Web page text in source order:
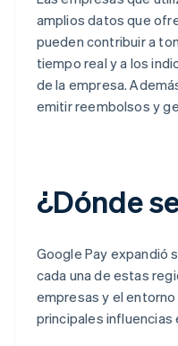
amplios datos que
pueden contribuir a
tiempo real y a los
de la empresa.
emitir reembolsos y
¿Dónde
Google Pay expandió
cada una de estas
empresas y el
principales influencias